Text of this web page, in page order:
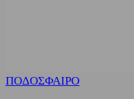
ΠΟΔΟΣΦΑΙΡΟ